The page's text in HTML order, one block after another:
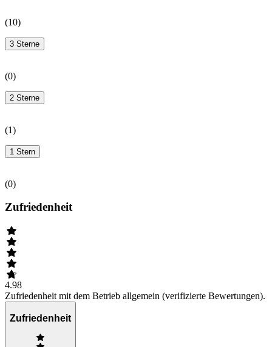
(10)
3 Sterne
(0)
2 Sterne
(1)
1 Stern
(0)
Zufriedenheit
4.98
Zufriedenheit mit dem Betrieb allgemein (verifizierte Bewertungen).
Zufriedenheit